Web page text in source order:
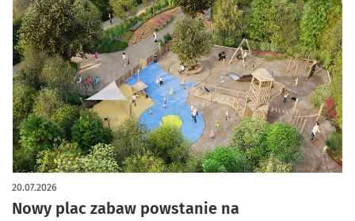
Nowy plac zabaw powstanie na
20.07.2026
artykuł z galerią zdjęć